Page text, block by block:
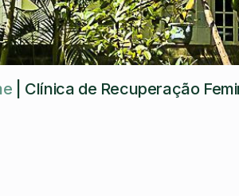
| Clínica de Recuperação